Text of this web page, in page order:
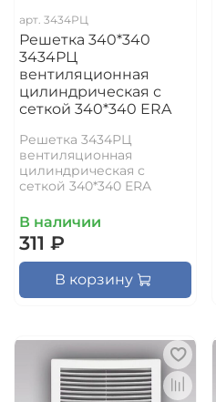
арт. 3434РЦ
Решетка 340*340
3434РЦ
вентиляционная
цилиндрическая с
сеткой 340*340 ERA
Решетка 3434РЦ
вентиляционная
цилиндрическая с
сеткой 340*340 ERA
В наличии
311 ₽
В корзину